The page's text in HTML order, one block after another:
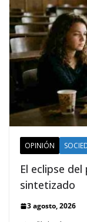
OPINIÓN
El eclipse
sintetizado
3 agosto, 2026